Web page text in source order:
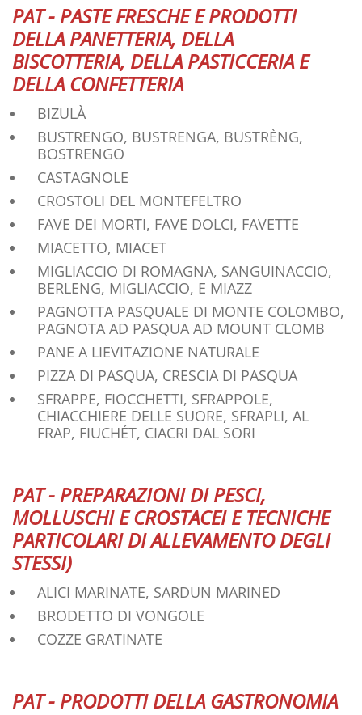
PAT - PASTE FRESCHE E PRODOTTI
DELLA PANETTERIA, DELLA
BISCOTTERIA, DELLA PASTICCERIA E
DELLA CONFETTERIA
BIZULÀ
BUSTRENGO, BUSTRENGA, BUSTRÈNG,
BOSTRENGO
CASTAGNOLE
CROSTOLI DEL MONTEFELTRO
FAVE DEI MORTI, FAVE DOLCI, FAVETTE
MIACETTO, MIACET
MIGLIACCIO DI ROMAGNA, SANGUINACCIO,
BERLENG, MIGLIACCIO, E MIAZZ
PAGNOTTA PASQUALE DI MONTE COLOMBO,
PAGNOTA AD PASQUA AD MOUNT CLOMB
PANE A LIEVITAZIONE NATURALE
PIZZA DI PASQUA, CRESCIA DI PASQUA
SFRAPPE, FIOCCHETTI, SFRAPPOLE,
CHIACCHIERE DELLE SUORE, SFRAPLI, AL
FRAP, FIUCHÉT, CIACRI DAL SORI
PAT - PREPARAZIONI DI PESCI,
MOLLUSCHI E CROSTACEI E TECNICHE
PARTICOLARI DI ALLEVAMENTO DEGLI
STESSI)
ALICI MARINATE, SARDUN MARINED
BRODETTO DI VONGOLE
COZZE GRATINATE
PAT - PRODOTTI DELLA GASTRONOMIA